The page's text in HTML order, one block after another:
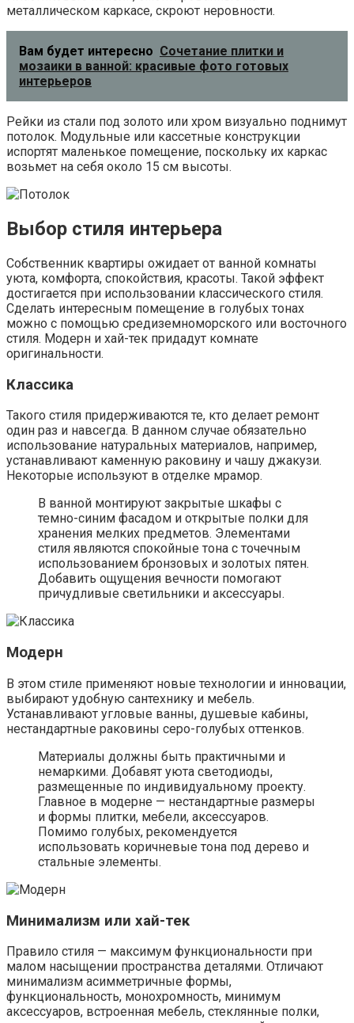
металлическом каркасе, скроют неровности.
Вам будет интересно Сочетание плитки и
мозаики в ванной: красивые фото готовых
интерьеров
Рейки из стали под золото или хром визуально поднимут
потолок. Модульные или кассетные конструкции
испортят маленькое помещение, поскольку их каркас
возьмет на себя около 15 см высоты.
Выбор стиля интерьера
Собственник квартиры ожидает от ванной комнаты
уюта, комфорта, спокойствия, красоты. Такой эффект
достигается при использовании классического стиля.
Сделать интересным помещение в голубых тонах
можно с помощью средиземноморского или восточного
стиля. Модерн и хай-тек придадут комнате
оригинальности.
Классика
Такого стиля придерживаются те, кто делает ремонт
один раз и навсегда. В данном случае обязательно
использование натуральных материалов, например,
устанавливают каменную раковину и чашу джакузи.
Некоторые используют в отделке мрамор.
В ванной монтируют закрытые шкафы с
темно-синим фасадом и открытые полки для
хранения мелких предметов. Элементами
стиля являются спокойные тона с точечным
использованием бронзовых и золотых пятен.
Добавить ощущения вечности помогают
причудливые светильники и аксессуары.
Модерн
В этом стиле применяют новые технологии и инновации,
выбирают удобную сантехнику и мебель.
Устанавливают угловые ванны, душевые кабины,
нестандартные раковины серо-голубых оттенков.
Материалы должны быть практичными и
немаркими. Добавят уюта светодиоды,
размещенные по индивидуальному проекту.
Главное в модерне — нестандартные размеры
и формы плитки, мебели, аксессуаров.
Помимо голубых, рекомендуется
использовать коричневые тона под дерево и
стальные элементы.
Минимализм или хай-тек
Правило стиля — максимум функциональности при
малом насыщении пространства деталями. Отличают
минимализм асимметричные формы,
функциональность, монохромность, минимум
аксессуаров, встроенная мебель, стеклянные полки,